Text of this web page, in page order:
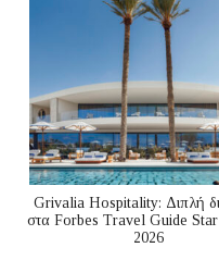
Grivalia Hospitality: Διπλή
στα Forbes Travel Guide
2026